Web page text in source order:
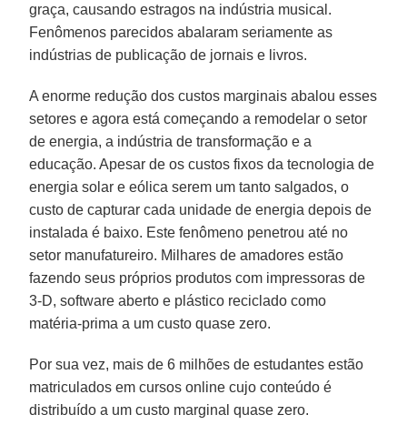
graça, causando estragos na indústria musical.
Fenômenos parecidos abalaram seriamente as
indústrias de publicação de jornais e livros.
A enorme redução dos custos marginais abalou esses
setores e agora está começando a remodelar o setor
de energia, a indústria de transformação e a
educação. Apesar de os custos fixos da tecnologia de
energia solar e eólica serem um tanto salgados, o
custo de capturar cada unidade de energia depois de
instalada é baixo. Este fenômeno penetrou até no
setor manufatureiro. Milhares de amadores estão
fazendo seus próprios produtos com impressoras de
3-D, software aberto e plástico reciclado como
matéria-prima a um custo quase zero.
Por sua vez, mais de 6 milhões de estudantes estão
matriculados em cursos online cujo conteúdo é
distribuído a um custo marginal quase zero.